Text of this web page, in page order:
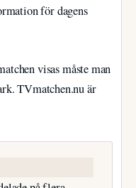
för dagens
visas måste man
TVmatchen.nu är